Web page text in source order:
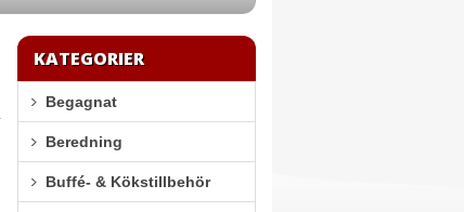
KATEGORIER
Begagnat
Beredning
Buffé- & Kökstillbehör